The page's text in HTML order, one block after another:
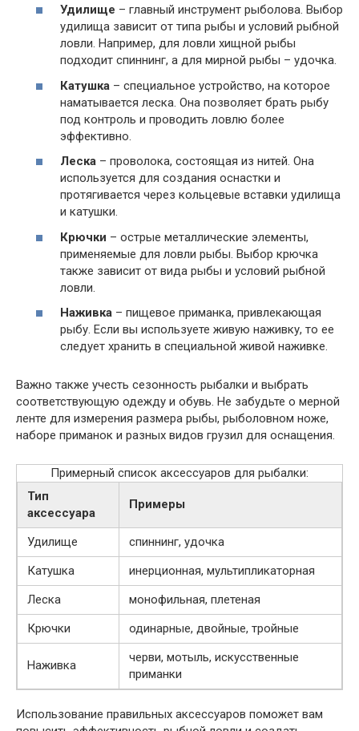
Удилище – главный инструмент рыболова. Выбор
удилища зависит от типа рыбы и условий рыбной
ловли. Например, для ловли хищной рыбы
подходит спиннинг, а для мирной рыбы – удочка.
Катушка – специальное устройство, на которое
наматывается леска. Она позволяет брать рыбу
под контроль и проводить ловлю более
эффективно.
Леска – проволока, состоящая из нитей. Она
используется для создания оснастки и
протягивается через кольцевые вставки удилища
и катушки.
Крючки – острые металлические элементы,
применяемые для ловли рыбы. Выбор крючка
также зависит от вида рыбы и условий рыбной
ловли.
Наживка – пищевое приманка, привлекающая
рыбу. Если вы используете живую наживку, то ее
следует хранить в специальной живой наживке.
Важно также учесть сезонность рыбалки и выбрать
соответствующую одежду и обувь. Не забудьте о мерной
ленте для измерения размера рыбы, рыболовном ноже,
наборе приманок и разных видов грузил для оснащения.
Примерный список аксессуаров для рыбалки:
Тип
аксессуара
Примеры
Удилище
спиннинг, удочка
Катушка
инерционная, мультипликаторная
Леска
монофильная, плетеная
Крючки
одинарные, двойные, тройные
Наживка
черви, мотыль, искусственные
приманки
Использование правильных аксессуаров поможет вам